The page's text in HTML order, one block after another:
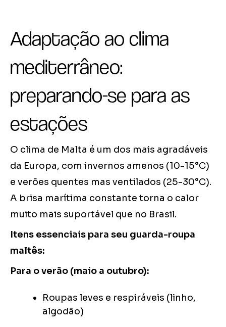
Adaptação ao clima
mediterrâneo:
preparando-se para as
estações
O clima de Malta é um dos mais agradáveis
da Europa, com invernos amenos (10-15°C)
e verões quentes mas ventilados (25-30°C).
A brisa marítima constante torna o calor
muito mais suportável que no Brasil.
Itens essenciais para seu guarda-roupa
maltês:
Para o verão (maio a outubro):
Roupas leves e respiráveis (linho,
algodão)